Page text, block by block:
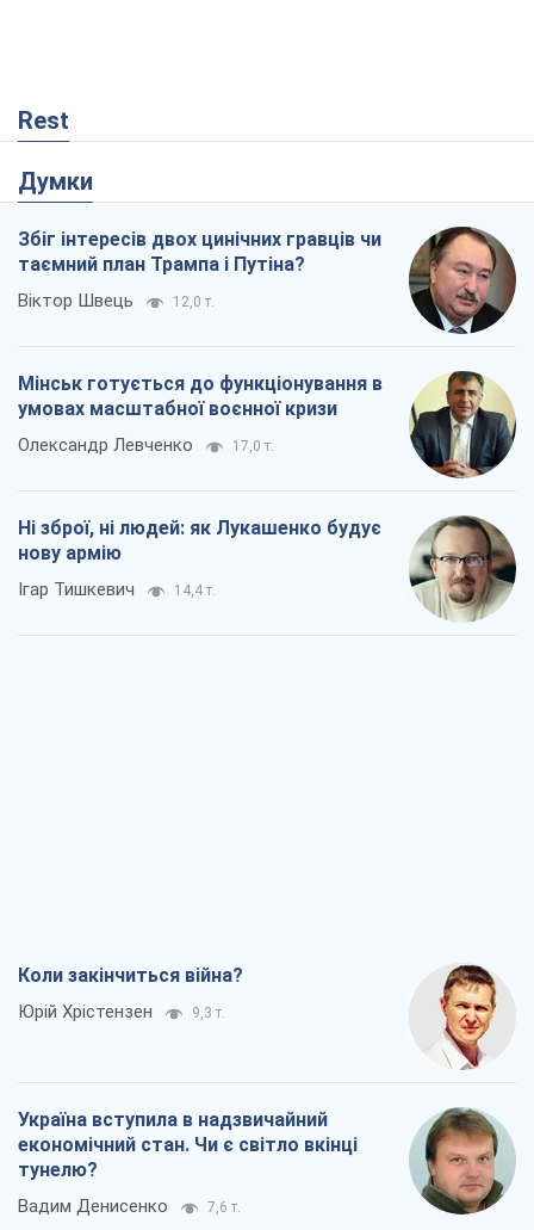
Rest
Думки
Збіг інтересів двох цинічних гравців чи
таємний план Трампа і Путіна?
Віктор Швець 12,0 т.
Мінськ готується до функціонування в
умовах масштабної воєнної кризи
Олександр Левченко 17,0 т.
Ні зброї, ні людей: як Лукашенко будує
нову армію
Ігар Тишкевич 14,4 т.
Коли закінчиться війна?
Юрій Хрістензен 9,3 т.
Україна вступила в надзвичайний
економічний стан. Чи є світло вкінці
тунелю?
Вадим Денисенко 7,6 т.